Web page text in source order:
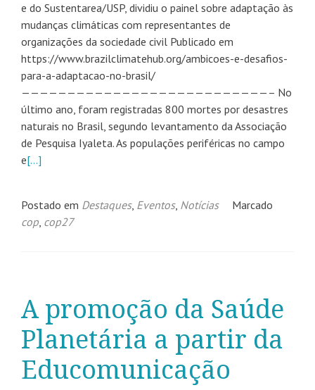
e do Sustentarea/USP, dividiu o painel sobre adaptação às
mudanças climáticas com representantes de
organizações da sociedade civil Publicado em
https://www.brazilclimatehub.org/ambicoes-e-desafios-
para-a-adaptacao-no-brasil/
———————————————————————————– No
último ano, foram registradas 800 mortes por desastres
naturais no Brasil, segundo levantamento da Associação
de Pesquisa Iyaleta. As populações periféricas no campo
e[…]
Postado em Destaques, Eventos, Notícias
Marcado
cop, cop27
A promoção da Saúde
Planetária a partir da
Educomunicação